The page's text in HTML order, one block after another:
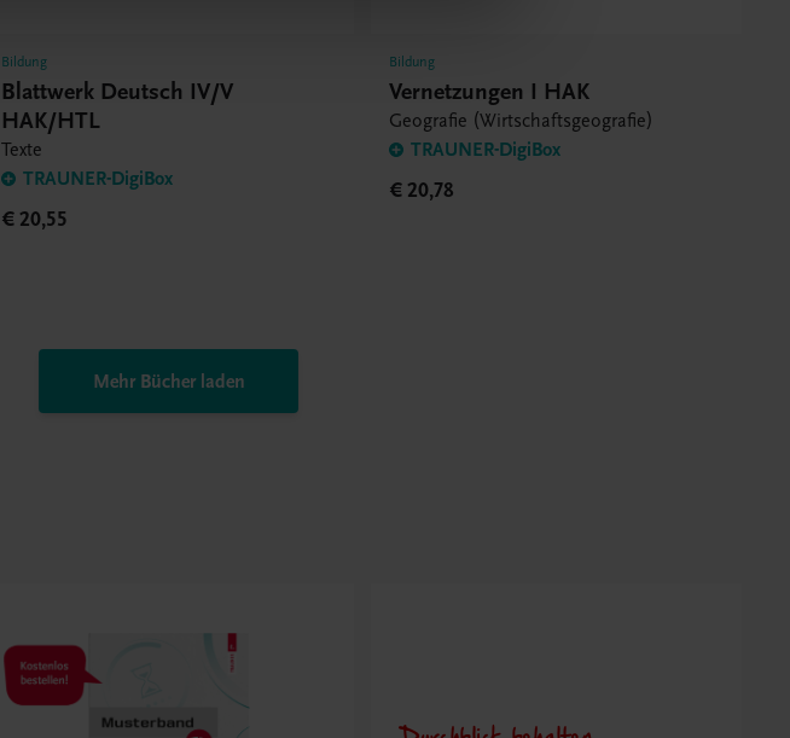
Bildung
Blattwerk Deutsch IV/V
HAK/HTL
Texte
TRAUNER-DigiBox
€ 20,55
Bildung
Vernetzungen I HAK
Geografie (Wirtschaftsgeografie)
TRAUNER-DigiBox
€ 20,78
Mehr Bücher laden